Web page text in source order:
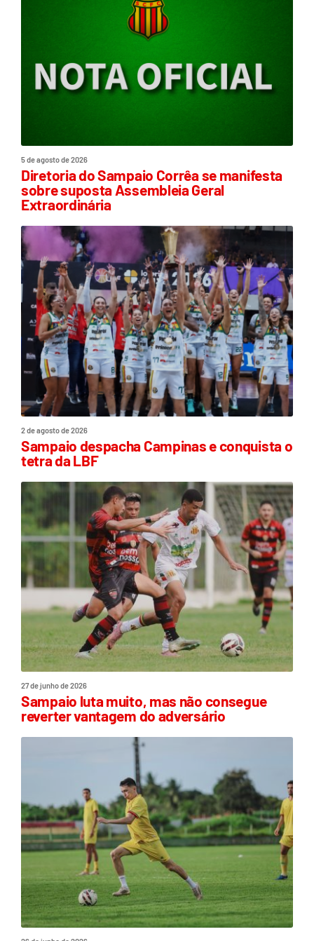
5 de agosto de 2026
Diretoria do Sampaio Corrêa se manifesta
sobre suposta Assembleia Geral
Extraordinária
2 de agosto de 2026
Sampaio despacha Campinas e conquista o
tetra da LBF
27 de junho de 2026
Sampaio luta muito, mas não consegue
reverter vantagem do adversário